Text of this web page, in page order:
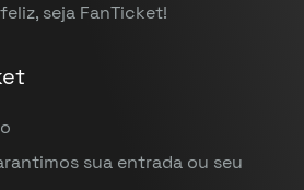
seja FanTicket!
sua entrada ou seu